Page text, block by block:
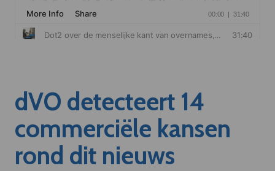
dVO detecteert 14
commerciële kansen
rond dit nieuws